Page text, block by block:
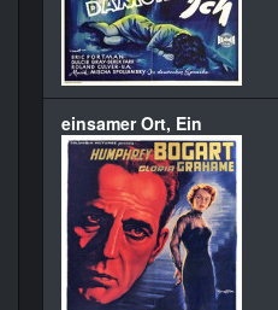
einsamer Ort, Ein